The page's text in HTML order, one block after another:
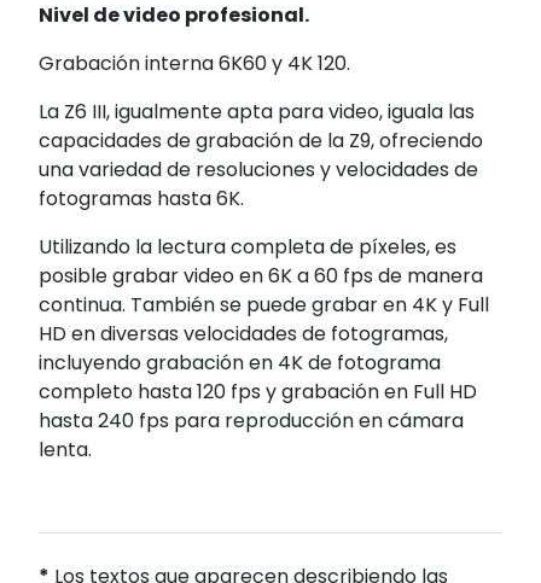
Nivel de video profesional.
Grabación interna 6K60 y 4K 120.
La Z6 III, igualmente apta para video, iguala las
capacidades de grabación de la Z9, ofreciendo
una variedad de resoluciones y velocidades de
fotogramas hasta 6K.
Utilizando la lectura completa de píxeles, es
posible grabar video en 6K a 60 fps de manera
continua. También se puede grabar en 4K y Full
HD en diversas velocidades de fotogramas,
incluyendo grabación en 4K de fotograma
completo hasta 120 fps y grabación en Full HD
hasta 240 fps para reproducción en cámara
lenta.
* Los textos que aparecen describiendo las